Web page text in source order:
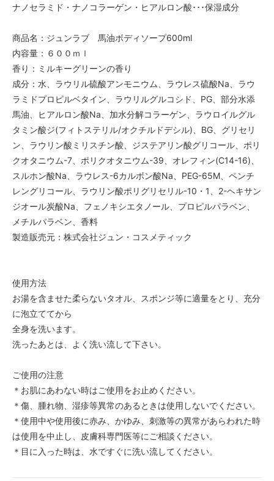
ナノセラミド・ナノコラーゲン・ヒアルロン酸･･･保湿成分
商品名：ジュンラブ 馬油ボディソープ600ml
内容量：６００ｍｌ
香り：ミルキーグリーンの香り
成分：水、ラウリル硫酸アンモニウム、ラウレス硫酸Na、ラウ
ラミドプロピルベタイン、ラウリルグルコシド、PG、部分水添
馬油、ヒアルロン酸Na、加水分解コラーゲン、ラウロイルグル
タミン酸ジ(フィトステリル/オクチルドデシル)、BG、グリセリ
ン、ラウリン酸ミリスチン酸、ジステアリン酸グリコール、ポリ
クオタニウム-7、ポリクオタニウム-39、オレフィン(C14-16)、
スルホン酸Na、ラウレス-6カルボン酸Na、PEG-65M、ペンチ
レングリコール、ラウリン酸ポリグリセリル-10・1、2-ヘキサン
ジオール炭酸Na、フェノキシエタノール、プロピルパラベン、
メチルパラベン、香料
製造販売元：株式会社ジュン・コスメティック
使用方法
お湯を含ませた柔らないタオル、スポンジ等に適量をとり、充分
に泡立ててから
全身を洗います。
洗ったあとは、よく洗い流して下さい。
ご使用の注意
＊お肌にあわない時はご使用をお止めください。
＊傷、腫れ物、湿疹等異常のあるときは使用しないでください。
＊使用中や使用後に赤み、かゆみ、刺激等の異常があらわれた時
は使用を中止し、皮膚科専門医等にご相談ください。
＊目に入った時は、水ですぐに洗い流してください。